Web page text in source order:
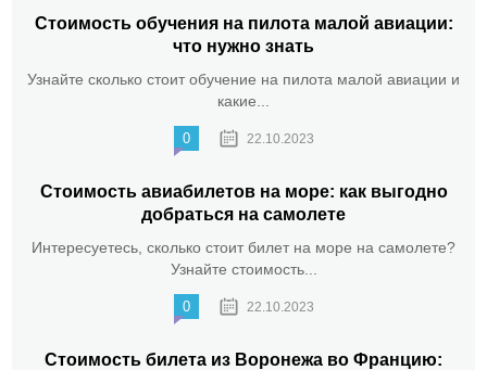
Стоимость обучения на пилота малой авиации:
что нужно знать
Узнайте сколько стоит обучение на пилота малой авиации и
какие...
0 22.10.2023
Стоимость авиабилетов на море: как выгодно
добраться на самолете
Интересуетесь, сколько стоит билет на море на самолете?
Узнайте стоимость...
0 22.10.2023
Стоимость билета из Воронежа во Францию: